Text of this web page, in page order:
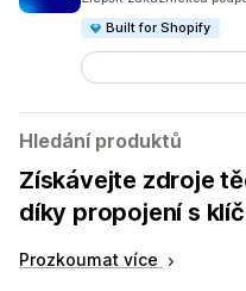
Built for Shopify
Hledání produktů
Získávejte zdroje
díky propojení s
Prozkoumat více